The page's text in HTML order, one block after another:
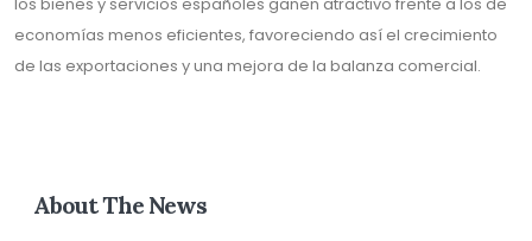
economías menos eficientes, favoreciendo así el crecimiento
de las exportaciones y una mejora de la balanza comercial.
About The News